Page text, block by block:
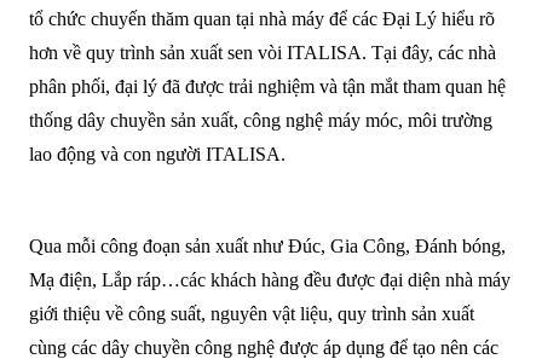
tổ chức chuyến thăm quan tại nhà máy để các Đại Lý hiểu rõ
hơn về quy trình sản xuất sen vòi ITALISA. Tại đây, các nhà
phân phối, đại lý đã được trải nghiệm và tận mắt tham quan hệ
thống dây chuyền sản xuất, công nghệ máy móc, môi trường
lao động và con người ITALISA.
Qua mỗi công đoạn sản xuất như Đúc, Gia Công, Đánh bóng,
Mạ điện, Lắp ráp…các khách hàng đều được đại diện nhà máy
giới thiệu về công suất, nguyên vật liệu, quy trình sản xuất
cùng các dây chuyền công nghệ được áp dụng để tạo nên các